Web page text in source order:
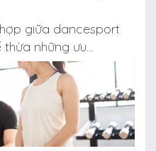
giữa dancesport
những ưu...